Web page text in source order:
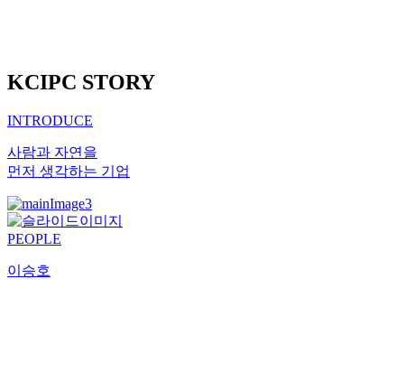
KCIPC STORY
INTRODUCE
사람과 자연을
먼저 생각하는 기업
PEOPLE
이승호